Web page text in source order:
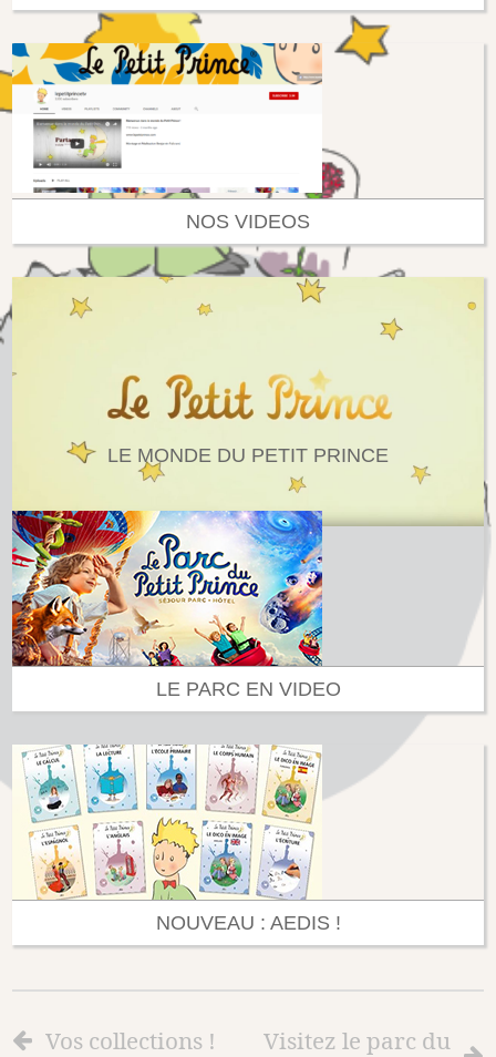
NOS VIDEOS
LE MONDE DU PETIT PRINCE
LE PARC EN VIDEO
NOUVEAU : AEDIS !
Vos collections !
Visitez le parc du